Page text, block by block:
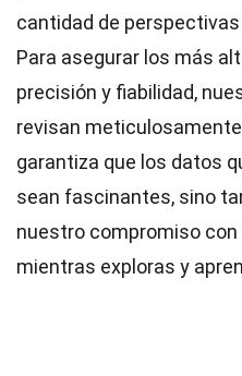
cantidad de
Para asegurar los más
precisión y fiabilidad,
revisan
garantiza que los datos
sean fascinantes, sino
nuestro compromiso
mientras exploras y